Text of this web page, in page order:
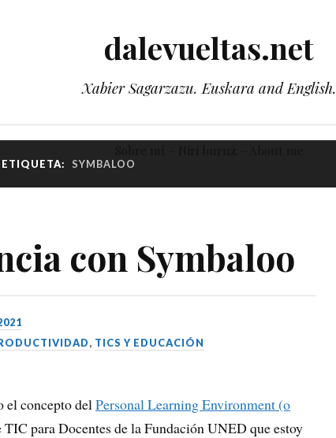
dalevueltas.net
Xabier Sagarzazu. Euskara and English.
ETIQUETA: SYMBALOO
con Symbaloo
, TICS Y EDUCACIÓN
el concepto delPersonal Learning Environment (o
TIC para Docentes de la Fundación UNED que estoy